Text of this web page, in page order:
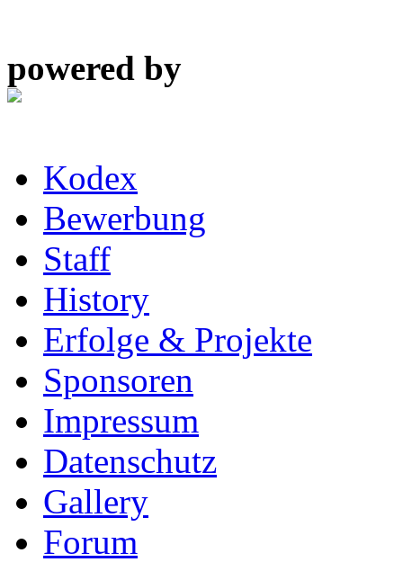
powered by
Kodex
Bewerbung
Staff
History
Erfolge & Projekte
Sponsoren
Impressum
Datenschutz
Gallery
Forum